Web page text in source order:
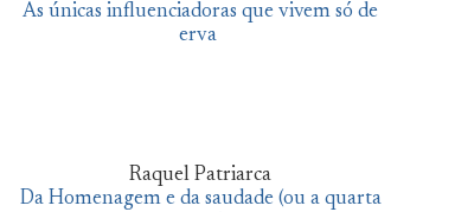
As únicas influenciadoras que vivem só de
erva
Raquel Patriarca
Da Homenagem e da saudade (ou a quarta